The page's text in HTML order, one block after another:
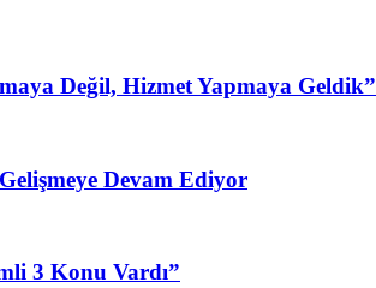
Değil, Hizmet Yapmaya Geldik”
Devam Ediyor
3 Konu Vardı”